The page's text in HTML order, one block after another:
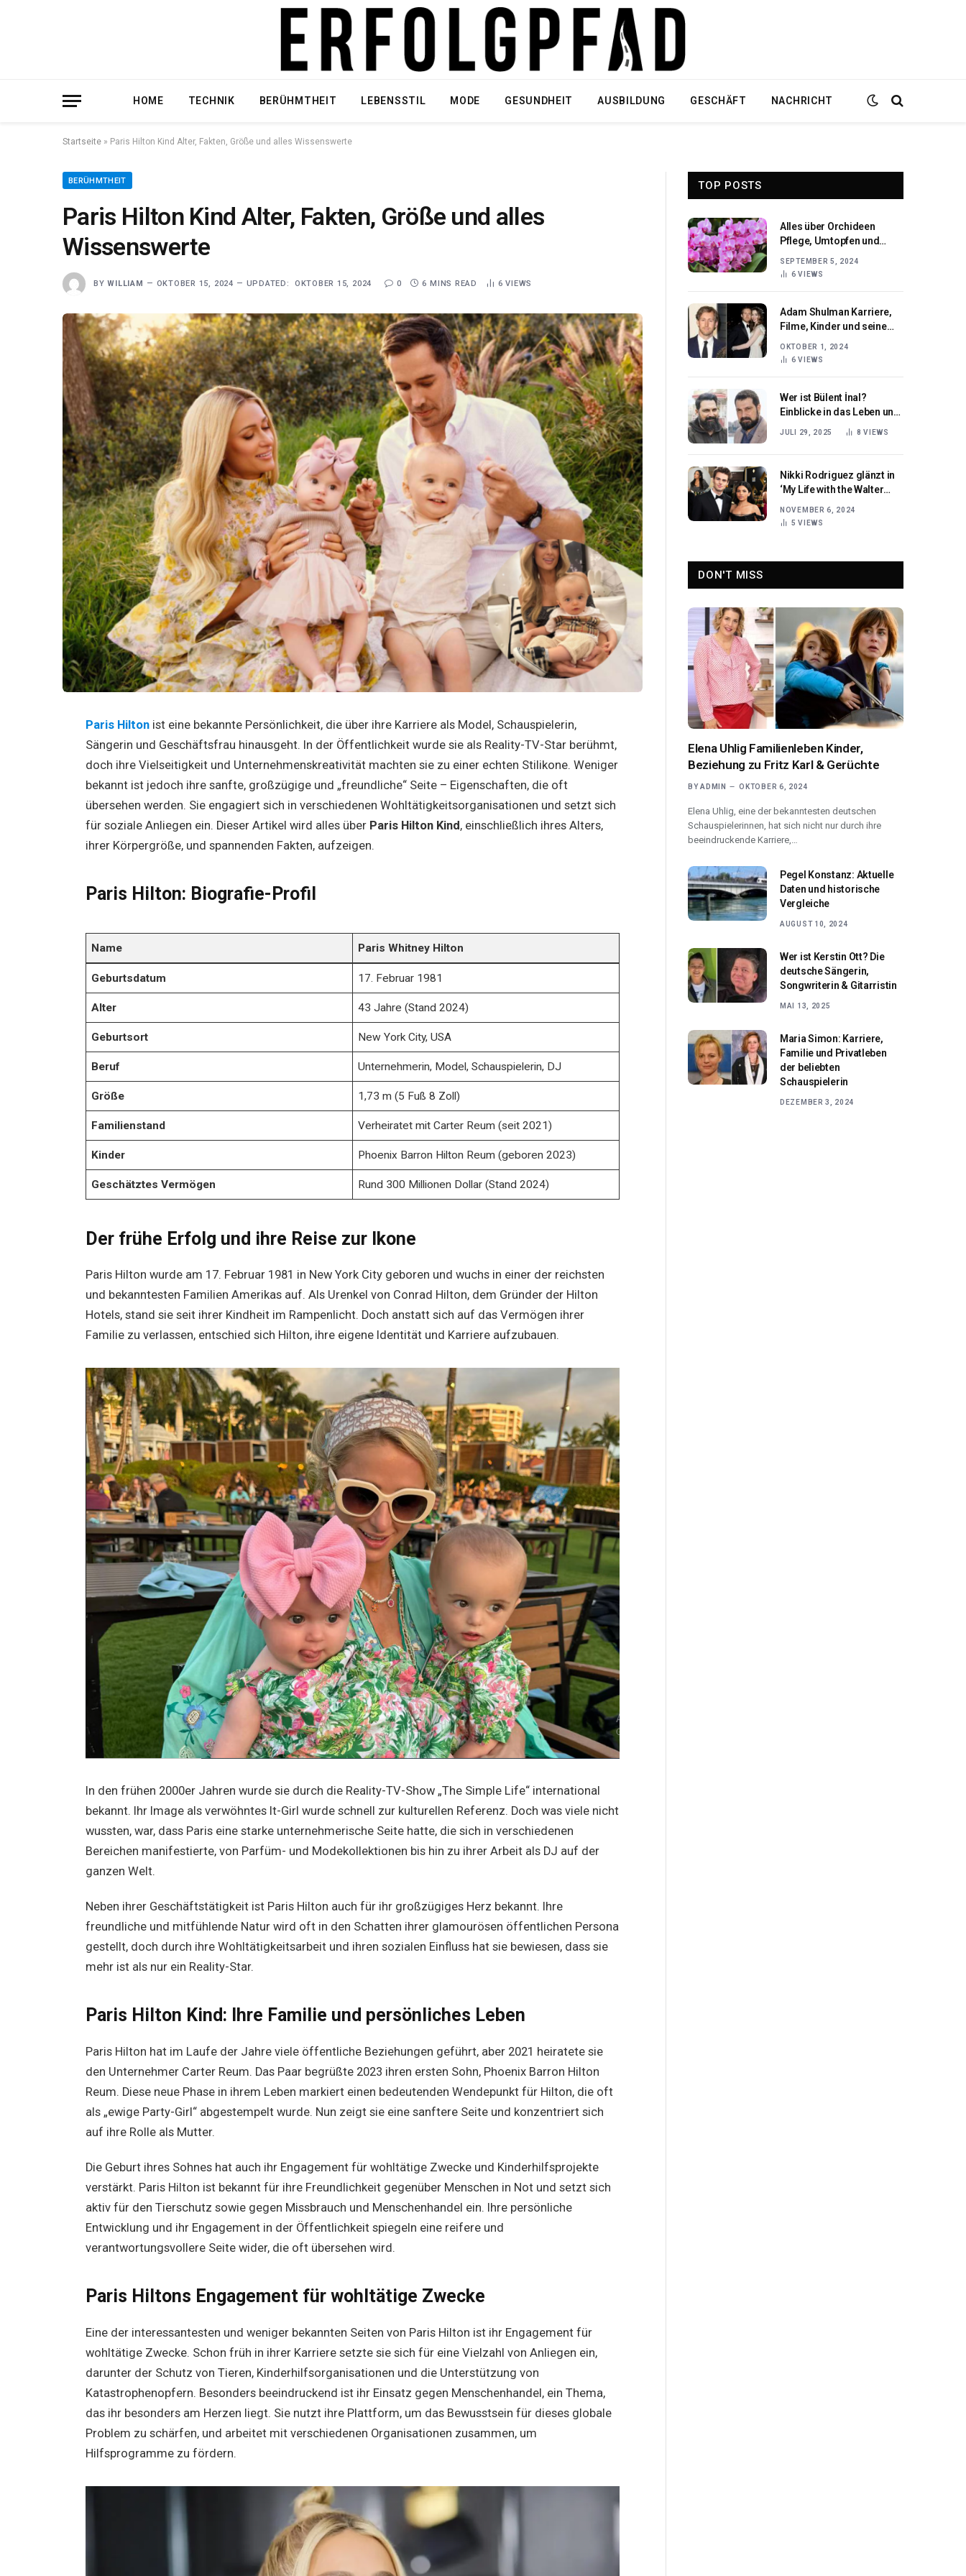
HOME TECHNIK BERÜHMTHEIT LEBENSSTIL MODE GESUNDHEIT AUSBILDUNG GESCHÄFT NACHRICHT
Startseite » Paris Hilton Kind Alter, Fakten, Größe und alles Wissenswerte
BERÜHMTHEIT
Paris Hilton Kind Alter, Fakten, Größe und alles
Wissenswerte
BY WILLIAM OKTOBER 15, 2024 UPDATED: OKTOBER 15, 2024 0 6 MINS READ 6VIEWS
Paris Hiltonist eine bekannte Persönlichkeit, die über ihre Karriere als Model, Schauspielerin,
Sängerin und Geschäftsfrau hinausgeht. In der Öffentlichkeit wurde sie als Reality-TV-Star berühmt,
doch ihre Vielseitigkeit und Unternehmenskreativität machten sie zu einer echten Stilikone. Weniger
bekannt ist jedoch ihre sanfte, großzügige und „freundliche“ Seite – Eigenschaften, die oft
übersehen werden. Sie engagiert sich in verschiedenen Wohltätigkeitsorganisationen und setzt sich
für soziale Anliegen ein. Dieser Artikel wird alles über Paris Hilton Kind , einschließlich ihres Alters,
ihrer Körpergröße, und spannenden Fakten, aufzeigen.
Paris Hilton: Biografie-Profil
Name Paris Whitney Hilton
Geburtsdatum 17. Februar 1981
Alter 43 Jahre (Stand 2024)
Geburtsort New York City, USA
Beruf Unternehmerin, Model, Schauspielerin, DJ
Größe 1,73 m (5 Fuß 8 Zoll)
Familienstand Verheiratet mit Carter Reum (seit 2021)
Kinder Phoenix Barron Hilton Reum (geboren 2023)
Geschätztes Vermögen Rund 300 Millionen Dollar (Stand 2024)
Der frühe Erfolg und ihre Reise zur Ikone
Paris Hilton wurde am 17. Februar 1981 in New York City geboren und wuchs in einer der reichsten
und bekanntesten Familien Amerikas auf. Als Urenkel von Conrad Hilton, dem Gründer der Hilton
Hotels, stand sie seit ihrer Kindheit im Rampenlicht. Doch anstatt sich auf das Vermögen ihrer
Familie zu verlassen, entschied sich Hilton, ihre eigene Identität und Karriere aufzubauen.
In den frühen 2000er Jahren wurde sie durch die Reality-TV-Show „The Simple Life“ international
bekannt. Ihr Image als verwöhntes It-Girl wurde schnell zur kulturellen Referenz. Doch was viele nicht
wussten, war, dass Paris eine starke unternehmerische Seite hatte, die sich in verschiedenen
Bereichen manifestierte, von Parfüm- und Modekollektionen bis hin zu ihrer Arbeit als DJ auf der
ganzen Welt.
Neben ihrer Geschäftstätigkeit ist Paris Hilton auch für ihr großzügiges Herz bekannt. Ihre
freundliche und mitfühlende Natur wird oft in den Schatten ihrer glamourösen öffentlichen Persona
gestellt, doch durch ihre Wohltätigkeitsarbeit und ihren sozialen Einfluss hat sie bewiesen, dass sie
mehr ist als nur ein Reality-Star.
Paris Hilton Kind: Ihre Familie und persönliches Leben
Paris Hilton hat im Laufe der Jahre viele öffentliche Beziehungen geführt, aber 2021 heiratete sie
den Unternehmer Carter Reum. Das Paar begrüßte 2023 ihren ersten Sohn, Phoenix Barron Hilton
Reum. Diese neue Phase in ihrem Leben markiert einen bedeutenden Wendepunkt für Hilton, die oft
als „ewige Party-Girl“ abgestempelt wurde. Nun zeigt sie eine sanftere Seite und konzentriert sich
auf ihre Rolle als Mutter.
Die Geburt ihres Sohnes hat auch ihr Engagement für wohltätige Zwecke und Kinderhilfsprojekte
verstärkt. Paris Hilton ist bekannt für ihre Freundlichkeit gegenüber Menschen in Not und setzt sich
aktiv für den Tierschutz sowie gegen Missbrauch und Menschenhandel ein. Ihre persönliche
Entwicklung und ihr Engagement in der Öffentlichkeit spiegeln eine reifere und
verantwortungsvollere Seite wider, die oft übersehen wird.
Paris Hiltons Engagement für wohltätige Zwecke
Eine der interessantesten und weniger bekannten Seiten von Paris Hilton ist ihr Engagement für
wohltätige Zwecke. Schon früh in ihrer Karriere setzte sie sich für eine Vielzahl von Anliegen ein,
darunter der Schutz von Tieren, Kinderhilfsorganisationen und die Unterstützung von
Katastrophenopfern. Besonders beeindruckend ist ihr Einsatz gegen Menschenhandel, ein Thema,
das ihr besonders am Herzen liegt. Sie nutzt ihre Plattform, um das Bewusstsein für dieses globale
Problem zu schärfen, und arbeitet mit verschiedenen Organisationen zusammen, um
Hilfsprogramme zu fördern.
TOP POSTS
Alles über Orchideen
Pflege, Umtopfen und
SEPTEMBER 5, 2024
6VIEWS
Adam Shulman Karriere,
Filme, Kinder und seine
Shakespeare
OKTOBER 1, 2024
6VIEWS
Wer ist Bülent İnal?
Einblicke in das Leben und
Vermächtnis des
Leinwand brachte
JULI 29, 2025 8VIEWS
Nikki Rodriguez glänzt in
‘My Life with the Walter
NOVEMBER 6, 2024
5VIEWS
DON'T MISS
Elena Uhlig Familienleben Kinder,
Beziehung zu Fritz Karl & Gerüchte
BY ADMIN OKTOBER 6, 2024
Elena Uhlig, eine der bekanntesten deutschen
Schauspielerinnen, hat sich nicht nur durch ihre
beeindruckende Karriere,…
Pegel Konstanz: Aktuelle
Daten und historische
Vergleiche
AUGUST 10, 2024
Wer ist Kerstin Ott? Die
deutsche Sängerin,
Songwriterin & Gitarristin
MAI 13, 2025
Maria Simon: Karriere,
Familie und Privatleben
der beliebten
Schauspielerin
DEZEMBER 3, 2024